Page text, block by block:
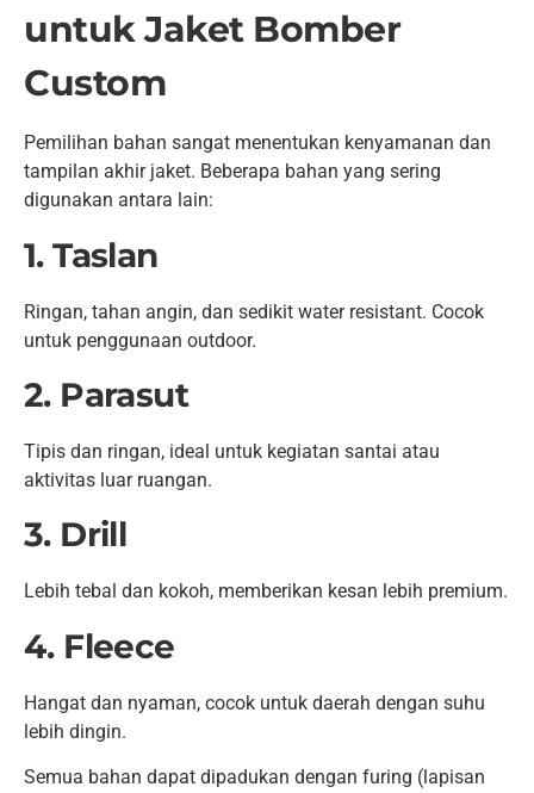
untuk Jaket Bomber
Custom
Pemilihan bahan sangat menentukan kenyamanan dan
tampilan akhir jaket. Beberapa bahan yang sering
digunakan antara lain:
1. Taslan
Ringan, tahan angin, dan sedikit water resistant. Cocok
untuk penggunaan outdoor.
2. Parasut
Tipis dan ringan, ideal untuk kegiatan santai atau
aktivitas luar ruangan.
3. Drill
Lebih tebal dan kokoh, memberikan kesan lebih premium.
4. Fleece
Hangat dan nyaman, cocok untuk daerah dengan suhu
lebih dingin.
Semua bahan dapat dipadukan dengan furing (lapisan